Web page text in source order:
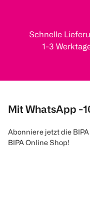
Schnelle
1-3
Mit WhatsApp -
Abonniere jetzt die
BIPA Online Shop!